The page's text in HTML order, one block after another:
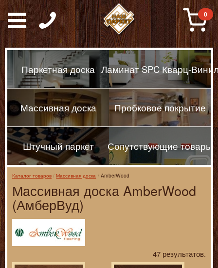
Паркет, Штучный
0
Паркетная доска Ламинат SPC Кварц-
Массивная доска Пробковое покрытие
Штучный паркет Сопутствующие товары
Каталог товаров Массивная доска AmberWood
Массивная доска AmberWood
(АмберВуд)
47 результатов.